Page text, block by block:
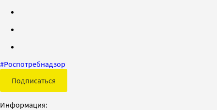
#Роспотребнадзор
Подписаться
Информация: